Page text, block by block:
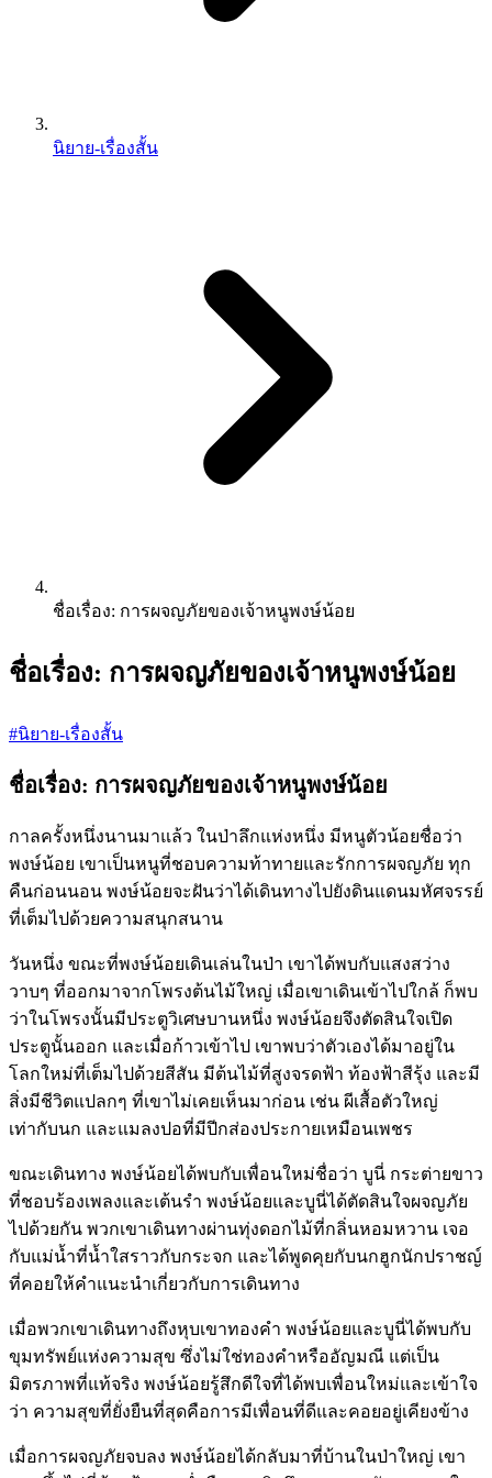
นิยาย-เรื่องสั้น
ชื่อเรื่อง: การผจญภัยของเจ้าหนูพงษ์น้อย
ชื่อเรื่อง: การผจญภัยของเจ้าหนูพงษ์น้อย
#นิยาย-เรื่องสั้น
ชื่อเรื่อง: การผจญภัยของเจ้าหนูพงษ์น้อย
กาลครั้งหนึ่งนานมาแล้ว ในป่าลึกแห่งหนึ่ง มีหนูตัวน้อยชื่อว่า
พงษ์น้อย เขาเป็นหนูที่ชอบความท้าทายและรักการผจญภัย ทุก
คืนก่อนนอน พงษ์น้อยจะฝันว่าได้เดินทางไปยังดินแดนมหัศจรรย์
ที่เต็มไปด้วยความสนุกสนาน
วันหนึ่ง ขณะที่พงษ์น้อยเดินเล่นในป่า เขาได้พบกับแสงสว่าง
วาบๆ ที่ออกมาจากโพรงต้นไม้ใหญ่ เมื่อเขาเดินเข้าไปใกล้ ก็พบ
ว่าในโพรงนั้นมีประตูวิเศษบานหนึ่ง พงษ์น้อยจึงตัดสินใจเปิด
ประตูนั้นออก และเมื่อก้าวเข้าไป เขาพบว่าตัวเองได้มาอยู่ใน
โลกใหม่ที่เต็มไปด้วยสีสัน มีต้นไม้ที่สูงจรดฟ้า ท้องฟ้าสีรุ้ง และมี
สิ่งมีชีวิตแปลกๆ ที่เขาไม่เคยเห็นมาก่อน เช่น ผีเสื้อตัวใหญ่
เท่ากับนก และแมลงปอที่มีปีกส่องประกายเหมือนเพชร
ขณะเดินทาง พงษ์น้อยได้พบกับเพื่อนใหม่ชื่อว่า บูนี่ กระต่ายขาว
ที่ชอบร้องเพลงและเต้นรำ พงษ์น้อยและบูนี่ได้ตัดสินใจผจญภัย
ไปด้วยกัน พวกเขาเดินทางผ่านทุ่งดอกไม้ที่กลิ่นหอมหวาน เจอ
กับแม่น้ำที่น้ำใสราวกับกระจก และได้พูดคุยกับนกฮูกนักปราชญ์
ที่คอยให้คำแนะนำเกี่ยวกับการเดินทาง
เมื่อพวกเขาเดินทางถึงหุบเขาทองคำ พงษ์น้อยและบูนี่ได้พบกับ
ขุมทรัพย์แห่งความสุข ซึ่งไม่ใช่ทองคำหรืออัญมณี แต่เป็น
มิตรภาพที่แท้จริง พงษ์น้อยรู้สึกดีใจที่ได้พบเพื่อนใหม่และเข้าใจ
ว่า ความสุขที่ยั่งยืนที่สุดคือการมีเพื่อนที่ดีและคอยอยู่เคียงข้าง
เมื่อการผจญภัยจบลง พงษ์น้อยได้กลับมาที่บ้านในป่าใหญ่ เขา